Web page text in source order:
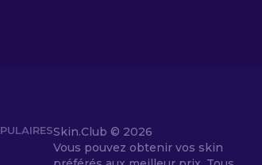
Skin.Club © 2026
Vous pouvez obtenir vos skin